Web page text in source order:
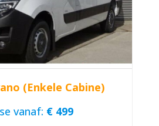
(Enkele Cabine)
vanaf: € 499